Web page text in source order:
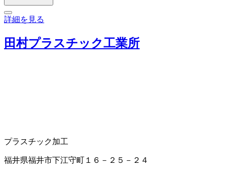
詳細を見る
田村プラスチック工業所
プラスチック加工
福井県福井市下江守町１６－２５－２４